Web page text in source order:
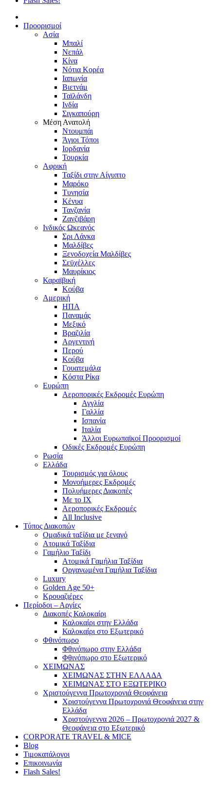
Προορισμοί
Ασία
Μπαλί
Νεπάλ
Κίνα
Νότια Κορέα
Ιαπωνία
Βιετνάμ
Ταϊλάνδη
Ινδία
Σιγκαπούρη
Μέση Ανατολή
Ντουμπάι
Άγιοι Τόποι
Ιορδανία
Τουρκία
Αφρική
Ταξίδι στην Αίγυπτο
Μαρόκο
Τυνησία
Κένυα
Τανζανία
Ζανζιβάρη
Ινδικός Ωκεανός
Σρι Λάνκα
Μαλδίβες
Ξενοδοχεία Μαλδίβες
Σεϋχέλλες
Μαυρίκιος
Καραϊβική
Κούβα
Αμερική
ΗΠΑ
Παναμάς
Μεξικό
Βραζιλία
Αργεντινή
Περού
Κούβα
Γουατεμάλα
Κόστα Ρίκα
Ευρώπη
Αεροπορικές Εκδρομές Ευρώπη
Αγγλία
Γαλλία
Ισπανία
Ιταλία
Άλλοι Ευρωπαϊκοί Προορισμοί
Οδικές Εκδρομές Ευρώπη
Ρωσία
Ελλάδα
Τουρισμός για όλους
Mονοήμερες Εκδρομές
Πολυήμερες Διακοπές
Με το ΙΧ
Αεροπορικές Εκδρομές
All Inclusive
Τύπος Διακοπών
Ομαδικά ταξίδια με ξεναγό
Ατομικά Ταξίδια
Γαμήλιο Ταξίδι
Ατομικά Γαμήλια Ταξίδια
Οργανωμένα Γαμήλια Ταξίδια
Luxury
Golden Age 50+
Κρουαζιέρες
Περίοδοι – Αργίες
Διακοπές Καλοκαίρι
Καλοκαίρι στην Ελλάδα
Καλοκαίρι στο Εξωτερικό
Φθινόπωρο
Φθινόπωρο στην Ελλάδα
Φθινόπωρο στο Εξωτερικό
ΧΕΙΜΩΝΑΣ
ΧΕΙΜΩΝΑΣ ΣΤΗΝ ΕΛΛΑΔΑ
ΧΕΙΜΩΝΑΣ ΣΤΟ ΕΞΩΤΕΡΙΚΟ
Χριστούγεννα Πρωτοχρονιά Θεοφάνεια
Χριστούγεννα Πρωτοχρονιά Θεοφάνεια στην
Ελλάδα
Χριστούγεννα 2026 – Πρωτοχρονιά 2027 &
Θεοφάνεια στο Εξωτερικό
CORPORATE TRAVEL & MICE
Blog
Τιμοκατάλογοι
Επικοινωνία
Flash Sales!